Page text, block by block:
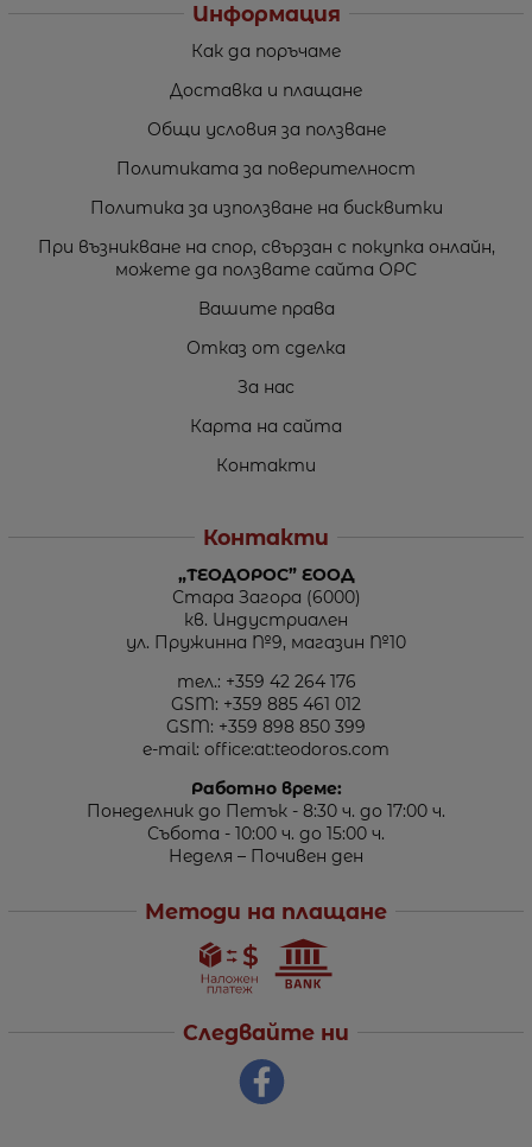
Информация
Как да поръчаме
Доставка и плащане
Общи условия за ползване
Политиката за поверителност
Политика за използване на бисквитки
При възникване на спор, свързан с покупка онлайн,
можете да ползвате сайта ОРС
Вашите права
Отказ от сделка
За нас
Карта на сайта
Контакти
Контакти
„ТЕОДОРОС” ЕООД
Стара Загора (6000)
кв. Индустриален
ул. Пружинна №9, магазин №10
тел.: +359 42 264 176
GSM: +359 885 461 012
GSM: +359 898 850 399
e-mail: office:at:teodoros.com
Работно време:
Понеделник до Петък - 8:30 ч. до 17:00 ч.
Събота - 10:00 ч. до 15:00 ч.
Неделя – Почивен ден
Методи на плащане
Следвайте ни